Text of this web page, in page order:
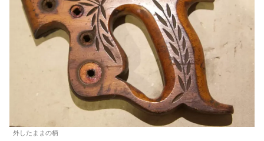
外したままの柄